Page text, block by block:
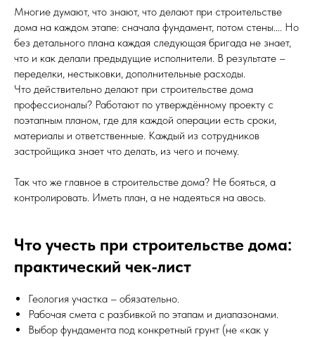
Многие думают, что знают, что делают при строительстве
дома на каждом этапе: сначала фундамент, потом стены.... Но
без детального плана каждая следующая бригада не знает,
что и как делали предыдущие исполнители. В результате –
переделки, нестыковки, дополнительные расходы.
Что действительно делают при строительстве дома
профессионалы? Работают по утверждённому проекту с
поэтапным планом, где для каждой операции есть сроки,
материалы и ответственные. Каждый из сотрудников
застройщика знает что делать, из чего и почему.
Так что же главное в строительстве дома? Не бояться, а
контролировать. Иметь план, а не надеяться на авось.
Что учесть при строительстве дома:
практический чек-лист
Геология участка – обязательно.
Рабочая смета с разбивкой по этапам и диапазонами.
Выбор фундамента под конкретный грунт (не «как у